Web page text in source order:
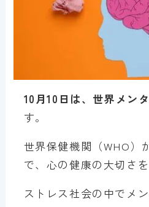
10月10日は、世界メン
す。
世界保健機関（WHO）
で、心の健康の大切さ
ストレス社会の中でメ